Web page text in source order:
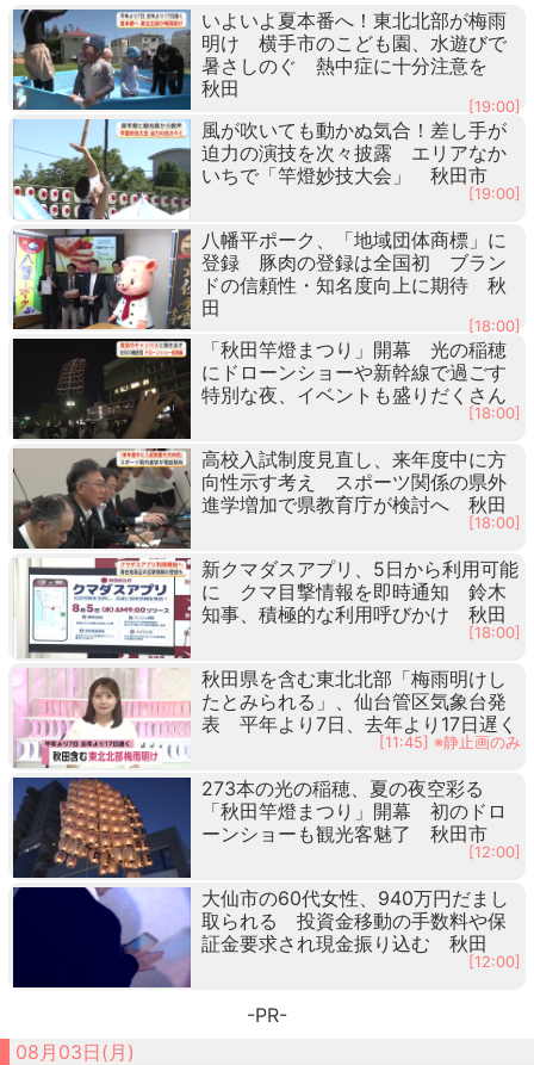
いよいよ夏本番へ！東北北部が梅雨
明け 横手市のこども園、水遊びで
暑さしのぐ 熱中症に十分注意を
秋田
[19:00]
風が吹いても動かぬ気合！差し手が
迫力の演技を次々披露 エリアなか
いちで「竿燈妙技大会」 秋田市
[19:00]
八幡平ポーク、「地域団体商標」に
登録 豚肉の登録は全国初 ブラン
ドの信頼性・知名度向上に期待 秋
田
[18:00]
「秋田竿燈まつり」開幕 光の稲穂
にドローンショーや新幹線で過ごす
特別な夜、イベントも盛りだくさん
[18:00]
高校入試制度見直し、来年度中に方
向性示す考え スポーツ関係の県外
進学増加で県教育庁が検討へ 秋田
[18:00]
新クマダスアプリ、5日から利用可能
に クマ目撃情報を即時通知 鈴木
知事、積極的な利用呼びかけ 秋田
[18:00]
秋田県を含む東北北部「梅雨明けし
たとみられる」、仙台管区気象台発
表 平年より7日、去年より17日遅く
[11:45] ※静止画のみ
273本の光の稲穂、夏の夜空彩る
「秋田竿燈まつり」開幕 初のドロ
ーンショーも観光客魅了 秋田市
[12:00]
大仙市の60代女性、940万円だまし
取られる 投資金移動の手数料や保
証金要求され現金振り込む 秋田
[12:00]
-PR-
08月03日(月)